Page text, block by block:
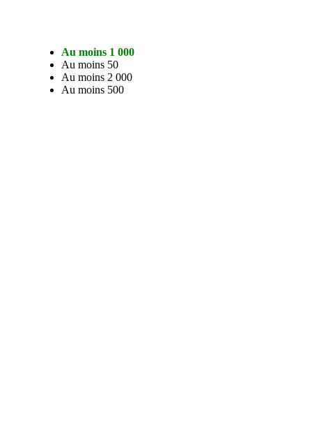
Au moins 1 000
Au moins 50
Au moins 2 000
Au moins 500